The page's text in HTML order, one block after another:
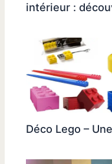
intérieur :
Déco Lego –